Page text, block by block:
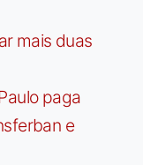
mais duas
paga
e